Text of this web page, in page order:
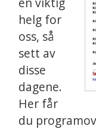
helg for
oss, så
sett av
disse
dagene.
Her får
du